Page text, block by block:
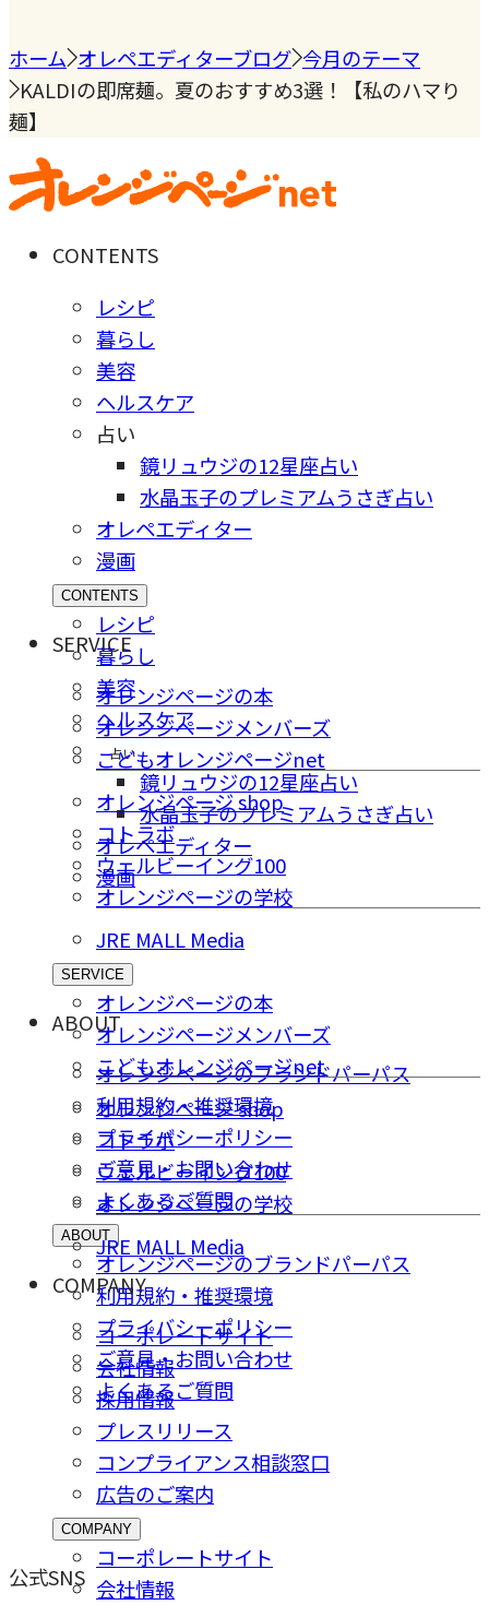
ホーム オレペエディターブログ 今月のテーマ
KALDIの即席麺。夏のおすすめ3選！【私のハマり
麺】
CONTENTS
レシピ
暮らし
美容
ヘルスケア
占い
鏡リュウジの12星座占い
水晶玉子のプレミアムうさぎ占い
オレペエディター
漫画
CONTENTS
レシピ
暮らし
美容
ヘルスケア
占い
鏡リュウジの12星座占い
水晶玉子のプレミアムうさぎ占い
オレペエディター
漫画
SERVICE
オレンジページの本
オレンジページメンバーズ
こどもオレンジページnet
オレンジページ shop
コトラボ
ウェルビーイング100
オレンジページの学校
JRE MALL Media
SERVICE
オレンジページの本
オレンジページメンバーズ
こどもオレンジページnet
オレンジページ shop
コトラボ
ウェルビーイング100
オレンジページの学校
JRE MALL Media
ABOUT
オレンジページのブランドパーパス
利用規約・推奨環境
プライバシーポリシー
ご意⾒・お問い合わせ
よくあるご質問
ABOUT
オレンジページのブランドパーパス
利用規約・推奨環境
プライバシーポリシー
ご意⾒・お問い合わせ
よくあるご質問
COMPANY
コーポレートサイト
会社情報
採⽤情報
プレスリリース
コンプライアンス相談窓⼝
広告のご案内
COMPANY
コーポレートサイト
会社情報
公式SNS